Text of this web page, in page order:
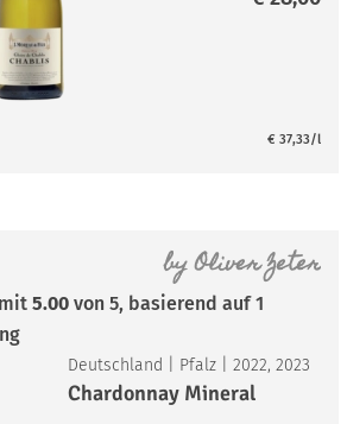
€ 37,33/l
byOliver Zeter
5.00von 5, basierend auf1
Deutschland Pfalz| 2022, 2023
Chardonnay Mineral